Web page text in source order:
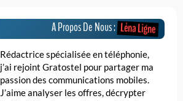
A Propos De Nous :Léna Ligne
Rédactrice spécialisée en téléphonie,
j’ai rejoint Gratostel pour partager ma
passion des communications mobiles.
J’aime analyser les offres, décrypter